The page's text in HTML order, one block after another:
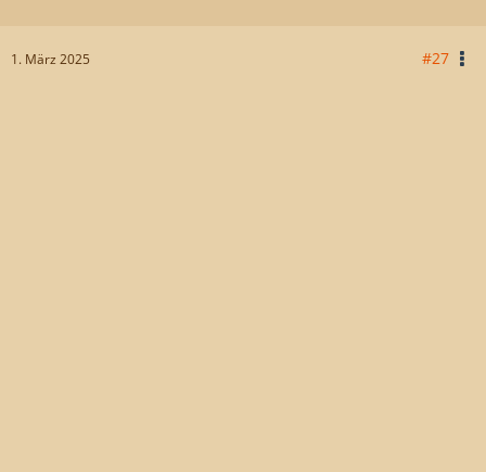
1. März 2025 #27